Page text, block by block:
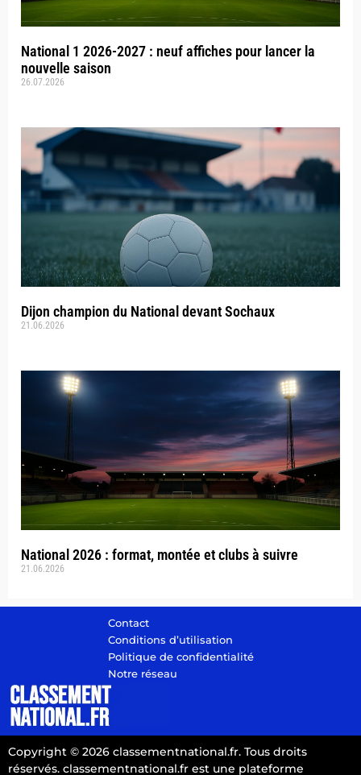
National 1 2026-2027 : neuf affiches pour lancer la
nouvelle saison
26.07.2026
Dijon champion du National devant Sochaux
21.06.2026
National 2026 : format, montée et clubs à suivre
21.06.2026
Contact
Conditions d’utilisation
Politique de confidentialité
Notre réseau
Copyright © 2026 classementnational.fr. Tous droits
réservés. classementnational.fr est une plateforme